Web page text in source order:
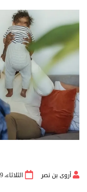
أروى بن نصر الثلاثاء، 09-03-2021